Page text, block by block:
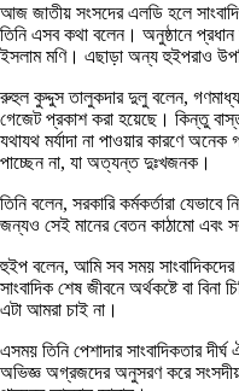
আজ জাতীয় সংসদের এলডি হলে
তিনি এসব কথা বলেন। অনুষ্ঠানে
ইসলাম মণি। এছাড়া অন্য হুইপরাও
রুহুল কুদ্দুস তালুকদার দুলু বলেন,
গেজেট প্রকাশ করা হয়েছে। কিন্তু
যথাযথ মর্যাদা না পাওয়ার কারণে অনেক
পাচ্ছেন না, যা অত্যন্ত দুঃখজনক।
তিনি বলেন, সরকারি কর্মকর্তারা
জন্যও সেই মানের বেতন কাঠামো এবং
হুইপ বলেন, আমি সব সময়
সাংবাদিক শেষ জীবনে অর্থকষ্টে বা
এটা আমরা চাই না।
এসময় তিনি পেশাদার সাংবাদিকতার
অভিজ্ঞ অগ্রজদের অনুসরণ করে